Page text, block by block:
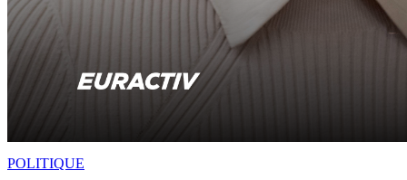
POLITIQUE